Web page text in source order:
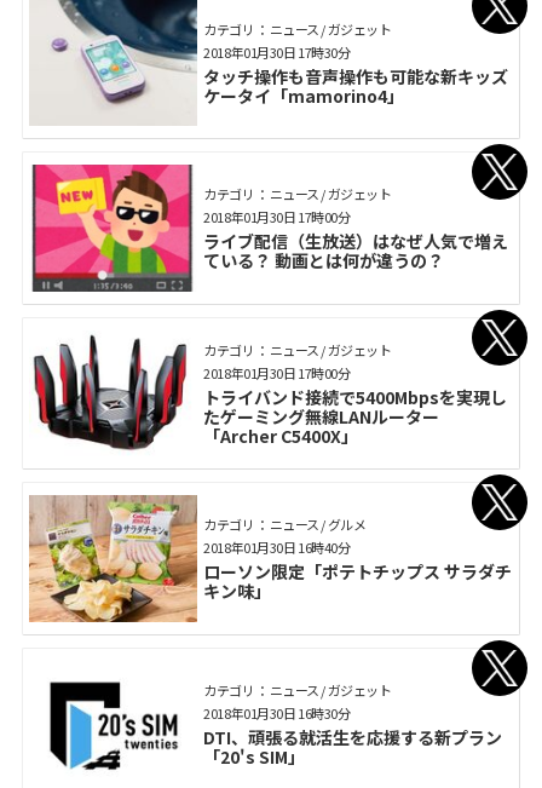
カテゴリ： ニュース / ガジェット
タッチ操作も音声操作も可能な新キッズ
ケータイ「mamorino4」
2018年01月30日 17時30分
カテゴリ： ニュース / ガジェット
ライブ配信（生放送）はなぜ人気で増え
ている？ 動画とは何が違うの？
2018年01月30日 17時00分
カテゴリ： ニュース / ガジェット
トライバンド接続で5400Mbpsを実現し
たゲーミング無線LANルーター
「Archer C5400X」
2018年01月30日 17時00分
カテゴリ： ニュース / グルメ
ローソン限定「ポテトチップス サラダチ
キン味」
2018年01月30日 16時40分
カテゴリ： ニュース / ガジェット
DTI、頑張る就活生を応援する新プラン
「20's SIM」
2018年01月30日 16時30分